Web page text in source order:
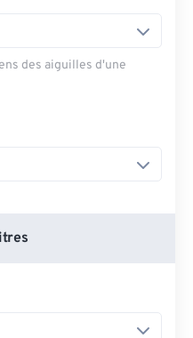
des aiguilles d'une